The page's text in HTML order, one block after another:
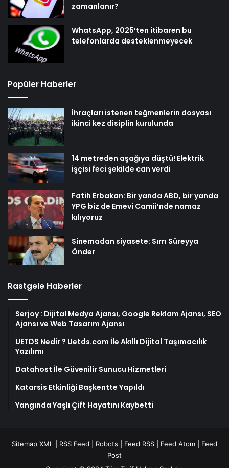
zamanlanır?
WhatsApp, 2025’ten itibaren bu
telefonlarda desteklenmeyecek
Popüler Haberler
İhraçları istenen teğmenlerin dosyası
ikinci kez disiplin kurulunda
14 metreden aşağıya düştü! Elektrik
işçisi feci şekilde can verdi
Fatih Erbakan: Bir yanda ABD, bir yanda
YPG biz de Emevi Camii’nde namaz
kılıyoruz
Sinemadan siyasete: Sırrı Süreyya
Önder
Rastgele Haberler
Serjoy : Dijital Medya Ajansı, Google Reklam Ajansı, SEO
Ajansı ve Web Tasarım Ajansı
UETDS Nedir ? Uetds.com İle Akıllı Dijital Taşımacılık
Yazılımı
Datahost İle Güvenilir Sunucu Hizmetleri
Katarsis Etkinliği Başkentte Yapıldı
Yangında Yaşlı Çift Hayatını Kaybetti
Sitemap XML RSS Feed Robots Feed RSS Feed Atom
Feed
Post